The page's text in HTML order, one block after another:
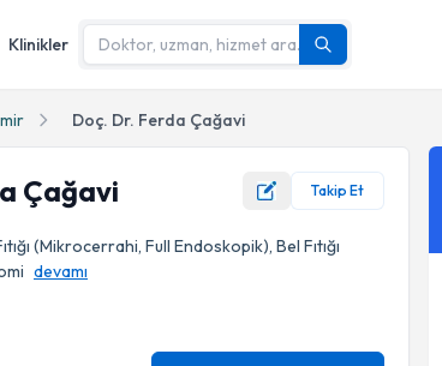
Klinikler
Doç. Dr. Ferda Çağavi
Çağavi Takip Et
(Mikrocerrahi, Full Endoskopik), Bel Fıtığı
devamı